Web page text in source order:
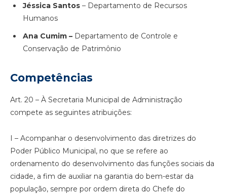
Jéssica Santos – Departamento de Recursos
Humanos
Ana Cumim – Departamento de Controle e
Conservação de Patrimônio
Competências
Art. 20 – À Secretaria Municipal de Administração
compete as seguintes atribuições:
I – Acompanhar o desenvolvimento das diretrizes do
Poder Público Municipal, no que se refere ao
ordenamento do desenvolvimento das funções sociais da
cidade, a fim de auxiliar na garantia do bem-estar da
população, sempre por ordem direta do Chefe do